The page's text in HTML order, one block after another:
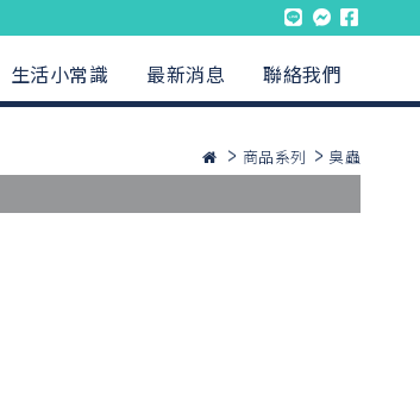
生活小常識 最新消息 聯絡我們
商品系列 臭蟲